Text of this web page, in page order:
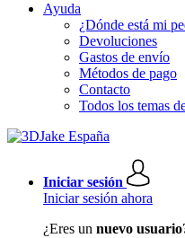
Ayuda
¿Dónde está mi
Devoluciones
Gastos de envío
Métodos de pago
Contacto
Todos los temas
Iniciar sesión
Iniciar sesión ahora
¿Eres un nuevo